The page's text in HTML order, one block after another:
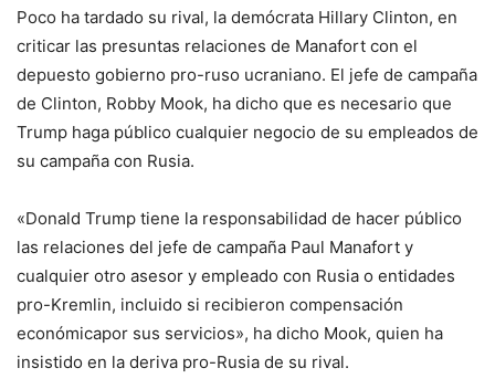
Poco ha tardado su rival, la demócrata Hillary Clinton, en
criticar las presuntas relaciones de Manafort con el
depuesto gobierno pro-ruso ucraniano. El jefe de campaña
de Clinton, Robby Mook, ha dicho que es necesario que
Trump haga público cualquier negocio de su empleados de
su campaña con Rusia.
«Donald Trump tiene la responsabilidad de hacer público
las relaciones del jefe de campaña Paul Manafort y
cualquier otro asesor y empleado con Rusia o entidades
pro-Kremlin, incluido si recibieron compensación
económicapor sus servicios», ha dicho Mook, quien ha
insistido en la deriva pro-Rusia de su rival.